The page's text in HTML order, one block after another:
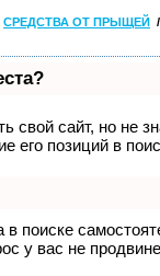
СРЕДСТВА ОТ ПРЫЩЕЙ /
свой сайт, но не
его позиций в
поиске
у вас не